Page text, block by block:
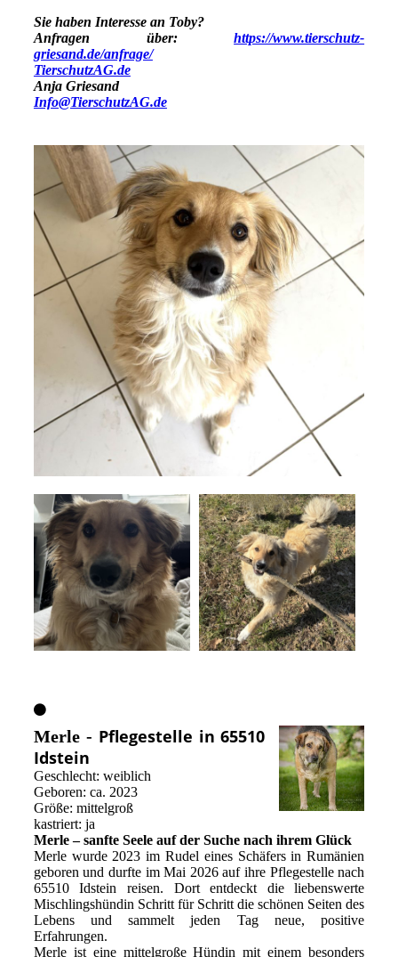
Sie haben Interesse an Toby?
Anfragen über:https://www.tierschutz-
griesand.de/anfrage/
TierschutzAG.de
Anja Griesand
Info@TierschutzAG.de
Merle - Pflegestelle in 65510
Idstein
Geschlecht: weiblich
Geboren: ca. 2023
Größe: mittelgroß
kastriert: ja
Merle – sanfte Seele auf der Suche nach ihrem Glück
Merle wurde 2023 im Rudel eines Schäfers in Rumänien
geboren und durfte im Mai 2026 auf ihre Pflegestelle nach
65510 Idstein reisen. Dort entdeckt die liebenswerte
Mischlingshündin Schritt für Schritt die schönen Seiten des
Lebens und sammelt jeden Tag neue, positive
Erfahrungen.
Merle ist eine mittelgroße Hündin mit einem besonders